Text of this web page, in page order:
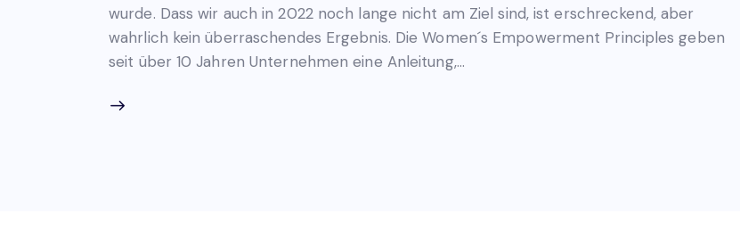
wurde. Dass wir auch in 2022 noch lange nicht am Ziel sind, ist erschreckend, aber
wahrlich kein überraschendes Ergebnis. Die Women´s Empowerment Principles geben
seit über 10 Jahren Unternehmen eine Anleitung,…